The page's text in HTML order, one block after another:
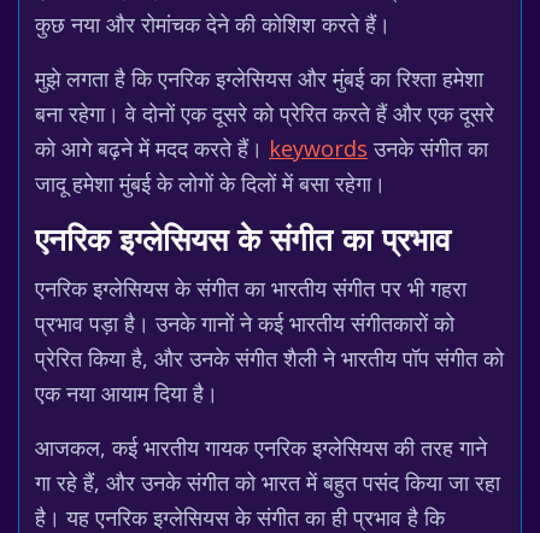
कुछ नया और रोमांचक देने की कोशिश करते हैं।
मुझे लगता है कि एनरिक इग्लेसियस और मुंबई का रिश्ता हमेशा
बना रहेगा। वे दोनों एक दूसरे को प्रेरित करते हैं और एक दूसरे
को आगे बढ़ने में मदद करते हैं। keywords उनके संगीत का
जादू हमेशा मुंबई के लोगों के दिलों में बसा रहेगा।
एनरिक इग्लेसियस के संगीत का प्रभाव
एनरिक इग्लेसियस के संगीत का भारतीय संगीत पर भी गहरा
प्रभाव पड़ा है। उनके गानों ने कई भारतीय संगीतकारों को
प्रेरित किया है, और उनके संगीत शैली ने भारतीय पॉप संगीत को
एक नया आयाम दिया है।
आजकल, कई भारतीय गायक एनरिक इग्लेसियस की तरह गाने
गा रहे हैं, और उनके संगीत को भारत में बहुत पसंद किया जा रहा
है। यह एनरिक इग्लेसियस के संगीत का ही प्रभाव है कि